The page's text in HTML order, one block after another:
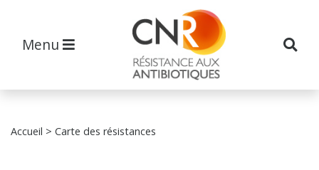
Menu
Accueil > Carte des résistances